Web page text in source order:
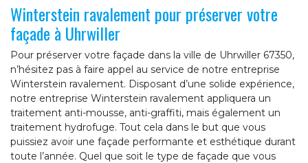
Winterstein ravalement pour préserver votre
façade à Uhrwiller
Pour préserver votre façade dans la ville de Uhrwiller 67350,
n’hésitez pas à faire appel au service de notre entreprise
Winterstein ravalement. Disposant d’une solide expérience,
notre entreprise Winterstein ravalement appliquera un
traitement anti-mousse, anti-graffiti, mais également un
traitement hydrofuge. Tout cela dans le but que vous
puissiez avoir une façade performante et esthétique durant
toute l’année. Quel que soit le type de façade que vous